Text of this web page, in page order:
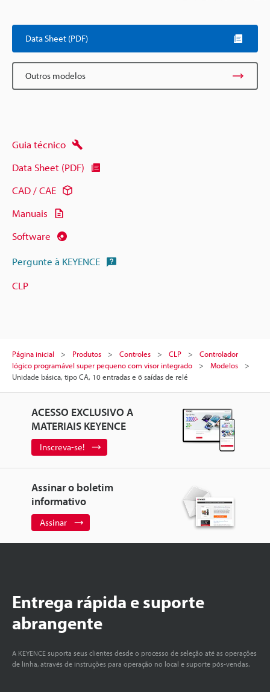
Data Sheet (PDF)
Outros modelos
Guia técnico
Data Sheet (PDF)
CAD / CAE
Manuais
Software
Pergunte à KEYENCE
CLP
Página inicial Produtos Controles CLP
Controlador
lógico programável super pequeno com visor integrado
Modelos
Unidade básica, tipo CA, 10 entradas e 6 saídas de relé
ACESSO EXCLUSIVO A
MATERIAIS KEYENCE
Inscreva-se!
Assinar o boletim
informativo
Assinar
Entrega rápida e suporte
abrangente
A KEYENCE suporta seus clientes desde o processo de seleção até as operações
de linha, através de instruções para operação no local e suporte pós-vendas.